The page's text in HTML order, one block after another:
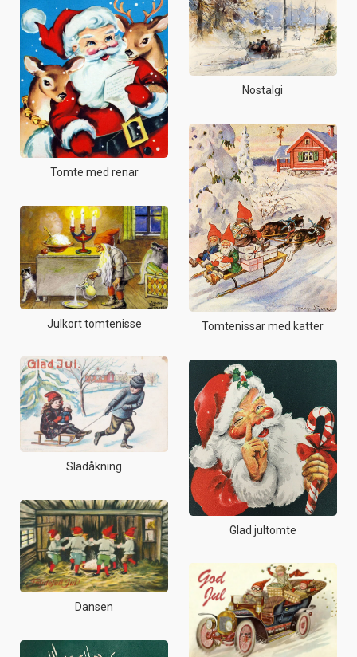
Tomte med renar
Julkort tomtenisse
Slädåkning
Dansen
Nostalgi
Tomtenissar med katter
Glad jultomte